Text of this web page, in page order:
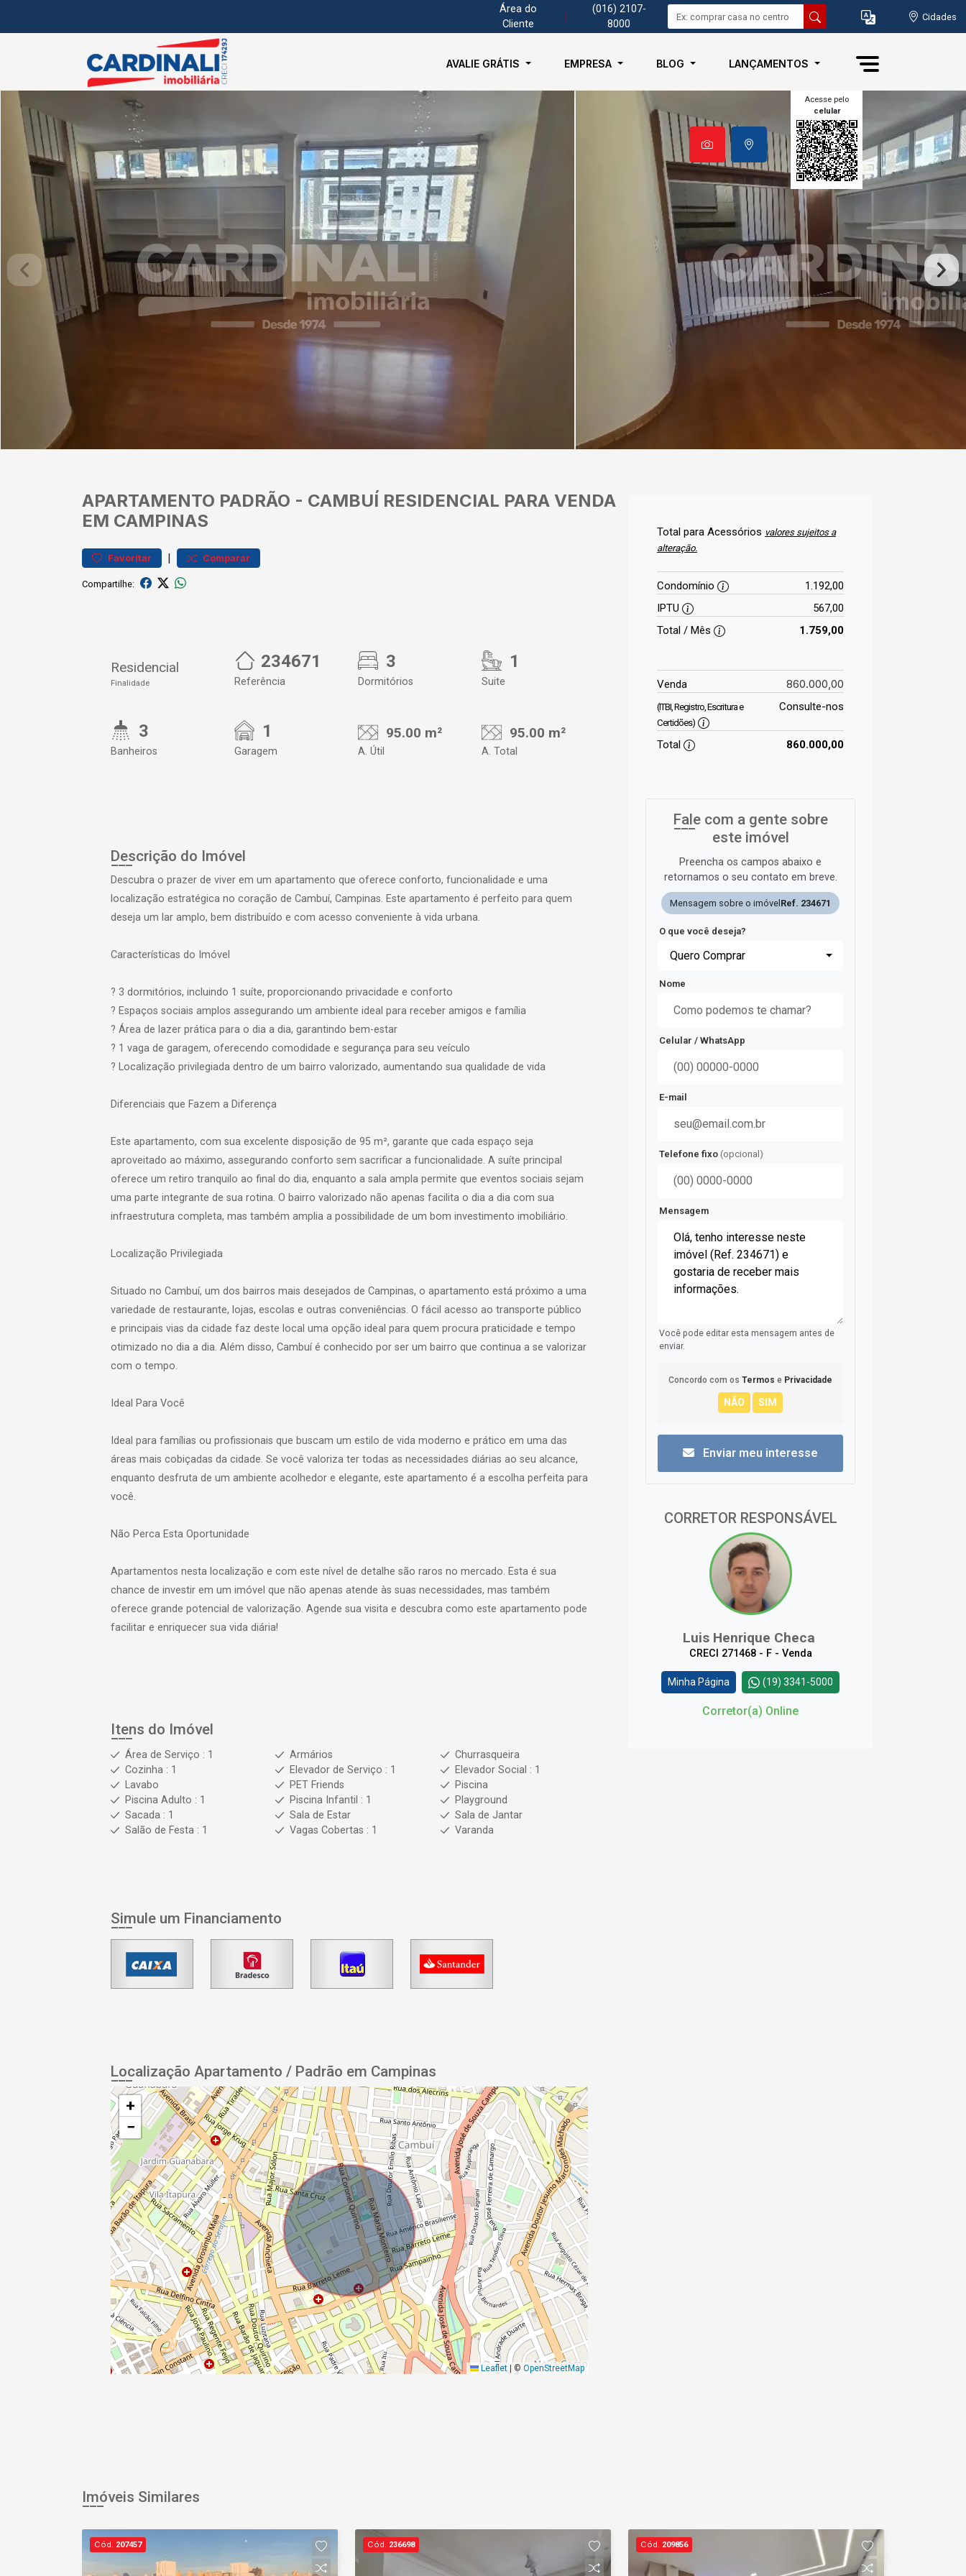
Área do
Cliente
(016) 2107-
8000
Cidades
AVALIE GRÁTIS EMPRESA BLOG LANÇAMENTOS
Acesse pelo
celular
APARTAMENTO PADRÃO - CAMBUÍ RESIDENCIAL PARA VENDA
EM CAMPINAS
Favoritar | Comparar
Compartilhe:
Residencial
Finalidade
234671
Referência
3
Dormitórios
1
Suite
3
Banheiros
1
Garagem
95.00 m²
A. Útil
95.00 m²
A. Total
Descrição do Imóvel
Descubra o prazer de viver em um apartamento que oferece conforto, funcionalidade e uma
localização estratégica no coração de Cambuí, Campinas. Este apartamento é perfeito para quem
deseja um lar amplo, bem distribuído e com acesso conveniente à vida urbana.
Características do Imóvel
? 3 dormitórios, incluindo 1 suíte, proporcionando privacidade e conforto
? Espaços sociais amplos assegurando um ambiente ideal para receber amigos e família
? Área de lazer prática para o dia a dia, garantindo bem-estar
? 1 vaga de garagem, oferecendo comodidade e segurança para seu veículo
? Localização privilegiada dentro de um bairro valorizado, aumentando sua qualidade de vida
Diferenciais que Fazem a Diferença
Este apartamento, com sua excelente disposição de 95 m², garante que cada espaço seja
aproveitado ao máximo, assegurando conforto sem sacrificar a funcionalidade. A suíte principal
oferece um retiro tranquilo ao final do dia, enquanto a sala ampla permite que eventos sociais sejam
uma parte integrante de sua rotina. O bairro valorizado não apenas facilita o dia a dia com sua
infraestrutura completa, mas também amplia a possibilidade de um bom investimento imobiliário.
Localização Privilegiada
Situado no Cambuí, um dos bairros mais desejados de Campinas, o apartamento está próximo a uma
variedade de restaurante, lojas, escolas e outras conveniências. O fácil acesso ao transporte público
e principais vias da cidade faz deste local uma opção ideal para quem procura praticidade e tempo
otimizado no dia a dia. Além disso, Cambuí é conhecido por ser um bairro que continua a se valorizar
com o tempo.
Ideal Para Você
Ideal para famílias ou profissionais que buscam um estilo de vida moderno e prático em uma das
áreas mais cobiçadas da cidade. Se você valoriza ter todas as necessidades diárias ao seu alcance,
enquanto desfruta de um ambiente acolhedor e elegante, este apartamento é a escolha perfeita para
você.
Não Perca Esta Oportunidade
Apartamentos nesta localização e com este nível de detalhe são raros no mercado. Esta é sua
chance de investir em um imóvel que não apenas atende às suas necessidades, mas também
oferece grande potencial de valorização. Agende sua visita e descubra como este apartamento pode
facilitar e enriquecer sua vida diária!
Itens do Imóvel
Área de Serviço : 1 Armários
Churrasqueira
Cozinha : 1
Elevador de Serviço : 1
Elevador Social : 1
Lavabo
PET Friends
Piscina
Piscina Adulto : 1
Piscina Infantil : 1
Playground
Sacada : 1
Sala de Estar
Sala de Jantar
Salão de Festa : 1
Vagas Cobertas : 1 Varanda
Simule um Financiamento
Localização Apartamento / Padrão em Campinas
+
−
Leaflet | © OpenStreetMap
Total para Acessórios valores sujeitos a
alteração.
Condomínio
1.192,00
IPTU
567,00
Total / Mês
1.759,00
Venda 860.000,00
(ITBI, Registro, Escritura e
Certidões)
Consulte-nos
Total 860.000,00
Fale com a gente sobre
este imóvel
Preencha os campos abaixo e
retornamos o seu contato em breve.
Mensagem sobre o imóvel Ref. 234671
O que você deseja?
Quero Comprar
Nome
Celular / WhatsApp
E-mail
Telefone fixo (opcional)
Mensagem
Você pode editar esta mensagem antes de
enviar.
Concordo com os Termos e Privacidade
Enviar meu interesse
CORRETOR RESPONSÁVEL
Luis Henrique Checa
CRECI 271468 - F - Venda
Minha Página (19) 3341-5000
Corretor(a) Online
Imóveis Similares
Cód. 207457 Cód. 236698 Cód. 209856